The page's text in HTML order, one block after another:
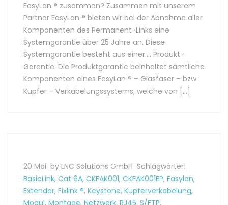
EasyLan ® zusammen? Zusammen mit unserem
Partner EasyLan ® bieten wir bei der Abnahme aller
Komponenten des Permanent-Links eine
Systemgarantie über 25 Jahre an. Diese
Systemgarantie besteht aus einer…. Produkt-
Garantie: Die Produktgarantie beinhaltet sämtliche
Komponenten eines EasyLan ® – Glasfaser – bzw.
Kupfer – Verkabelungssystems, welche von […]
20 Mai by LNC Solutions GmbH Schlagwörter:
BasicLink, Cat 6A, CKFAK001, CKFAK001EP, Easylan,
Extender, Fixlink ®, Keystone, Kupferverkabelung,
Modul, Montage, Netzwerk, RJ45, S/FTP,